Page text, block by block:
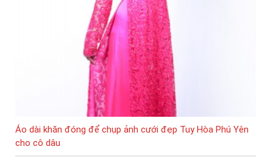
Áo dài khăn đóng để chụp ảnh cưới đẹp Tuy Hòa Phú Yên
cho cô dâu